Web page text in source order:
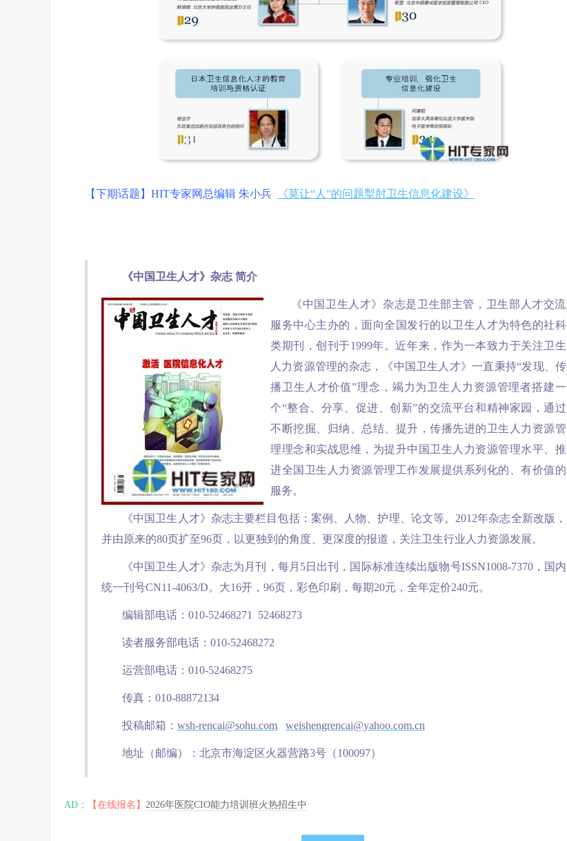
【下期话题】HIT专家网总编辑 朱小兵 《莫让“人”的问题掣肘卫生信息化建设》
《中国卫生人才》杂志 简介
《中国卫生人才》杂志是卫生部主管，卫生部人才交流
服务中心主办的，面向全国发行的以卫生人才为特色的社科
类期刊，创刊于1999年。近年来，作为一本致力于关注卫生
人力资源管理的杂志，《中国卫生人才》一直秉持“发现、传
播卫生人才价值”理念，竭力为卫生人力资源管理者搭建一
个“整合、分享、促进、创新”的交流平台和精神家园，通过
不断挖掘、归纳、总结、提升，传播先进的卫生人力资源管
理理念和实战思维，为提升中国卫生人力资源管理水平、推
进全国卫生人力资源管理工作发展提供系列化的、有价值的
服务。
《中国卫生人才》杂志主要栏目包括：案例、人物、护理、论文等。2012年杂志全新改版，
并由原来的80页扩至96页，以更独到的角度、更深度的报道，关注卫生行业人力资源发展。
《中国卫生人才》杂志为月刊，每月5日出刊，国际标准连续出版物号ISSN1008-7370，国内
统一刊号CN11-4063/D。大16开，96页，彩色印刷，每期20元，全年定价240元。
编辑部电话：010-52468271 52468273
读者服务部电话：010-52468272
运营部电话：010-52468275
传真：010-88872134
投稿邮箱： wsh-rencai@sohu.com weishengrencai@yahoo.com.cn
地址（邮编）：北京市海淀区火器营路3号（100097）
AD： 【在线报名】 2026年医院CIO能力培训班火热招生中